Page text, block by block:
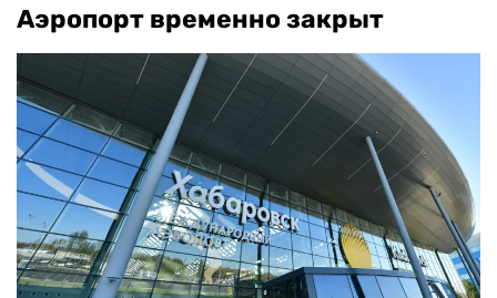
Аэропорт временно закрыт